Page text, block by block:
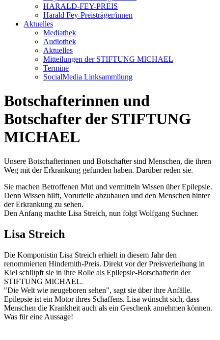
HARALD-FEY-PREIS
Harald Fey-Preisträger/innen
Aktuelles
Mediathek
Audiothek
Aktuelles
Mitteilungen der STIFTUNG MICHAEL
Termine
SocialMedia Linksammllung
Botschafterinnen und
Botschafter der STIFTUNG
MICHAEL
Unsere Botschafterinnen und Botschafter sind Menschen, die ihren
Weg mit der Erkrankung gefunden haben. Darüber reden sie.
Sie machen Betroffenen Mut und vermitteln Wissen über Epilepsie.
Denn Wissen hilft, Vorurteile abzubauen und den Menschen hinter
der Erkrankung zu sehen.
Den Anfang machte Lisa Streich, nun folgt Wolfgang Suchner.
Lisa Streich
Die Komponistin Lisa Streich erhielt in diesem Jahr den
renommierten Hindemith-Preis. Direkt vor der Preisverleihung in
Kiel schlüpft sie in ihre Rolle als Epilepsie-Botschafterin der
STIFTUNG MICHAEL.
"Die Welt wie neugeboren sehen", sagt sie über ihre Anfälle.
Epilepsie ist ein Motor ihres Schaffens. Lisa wünscht sich, dass
Menschen die Krankheit auch als ein Geschenk annehmen können.
Was für eine Aussage!